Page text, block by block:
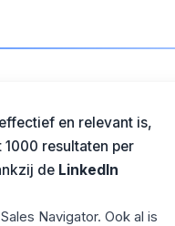
en relevant is,
resultaten per
de LinkedIn
Navigator. Ook al is